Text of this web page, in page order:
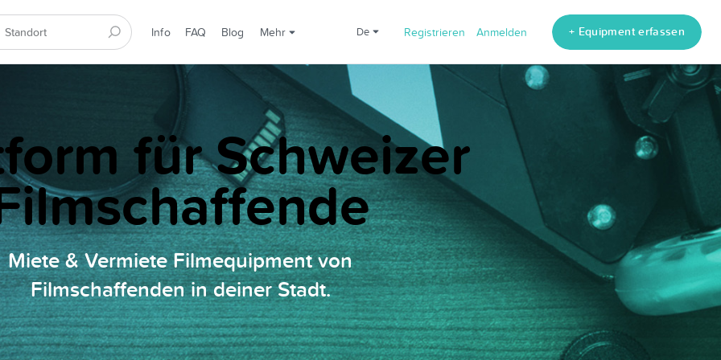
Info FAQ Blog Mehr de Registrieren Anmelden + Equipment erfassen
für Schweizer
Miete & Vermiete Filmequipment von
Filmschaffenden in deiner Stadt.